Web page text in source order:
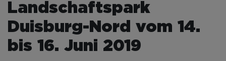
Landschaftspark
Duisburg-Nord vom 14.
bis 16. Juni 2019